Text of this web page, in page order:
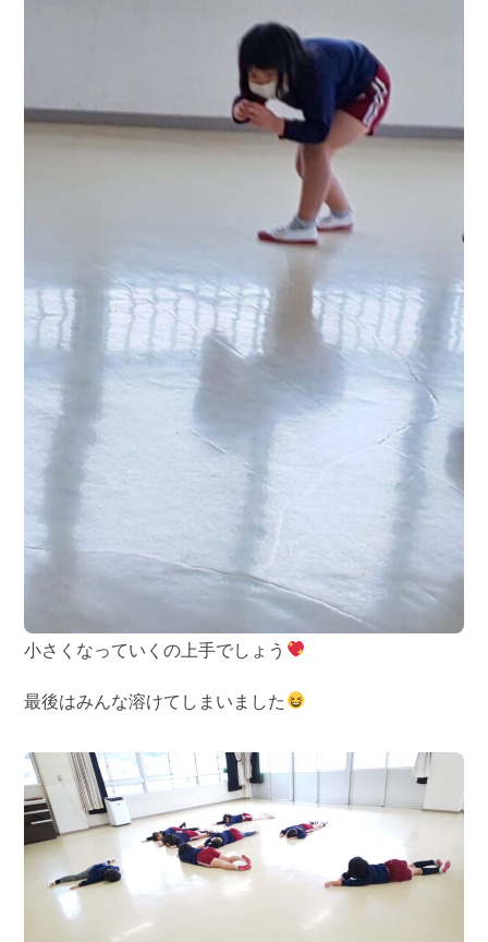
小さくなっていくの上手でしょう
最後はみんな溶けてしまいました